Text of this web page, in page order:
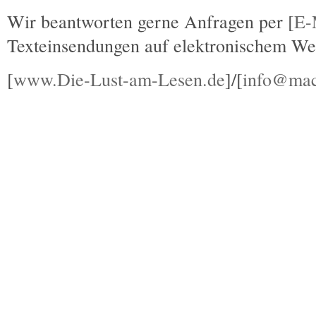
Wir beantworten gerne Anfragen per [
Texteinsendungen auf elektronischem
[www.Die-Lust-am-Lesen.de]/[